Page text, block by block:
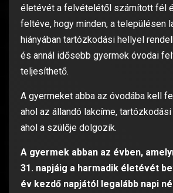
életévét a felvételétől számított fél
feltéve, hogy minden, a településen
hiányában tartózkodási hellyel
és annál idősebb gyermek óvodai
teljesíthető.
A gyermeket abba az óvodába kell
ahol az állandó lakcíme,
ahol a szülője dolgozik.
A gyermek abban az évben,
31. napjáig a harmadik életévét
év kezdő napjától legalább napi